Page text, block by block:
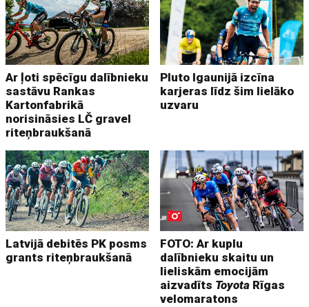
Ar ļoti spēcīgu dalībnieku
sastāvu Rankas
Kartonfabrikā
norisināsies LČ gravel
riteņbraukšanā
Pluto Igaunijā izcīna
karjeras līdz šim lielāko
uzvaru
Latvijā debitēs PK posms
grants riteņbraukšanā
FOTO: Ar kuplu
dalībnieku skaitu un
lieliskām emocijām
aizvadīts Toyota Rīgas
velomaratons